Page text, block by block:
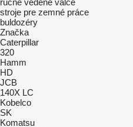
ručne vedené valce
stroje pre zemné práce
buldozéry
Značka
Caterpillar
320
Hamm
HD
JCB
140X LC
Kobelco
SK
Komatsu